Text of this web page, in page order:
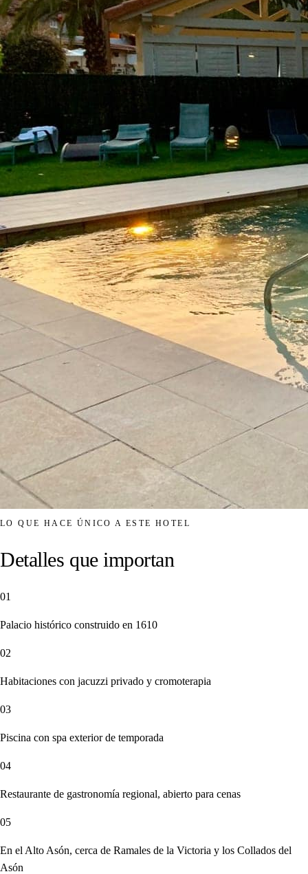
LO QUE HACE ÚNICO A ESTE HOTEL
Detalles que importan
01
Palacio histórico construido en 1610
02
Habitaciones con jacuzzi privado y cromoterapia
03
Piscina con spa exterior de temporada
04
Restaurante de gastronomía regional, abierto para cenas
05
En el Alto Asón, cerca de Ramales de la Victoria y los Collados del
Asón